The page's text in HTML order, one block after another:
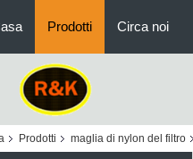
Prodotti Circa noi
Prodotti maglia di nylon del filtro